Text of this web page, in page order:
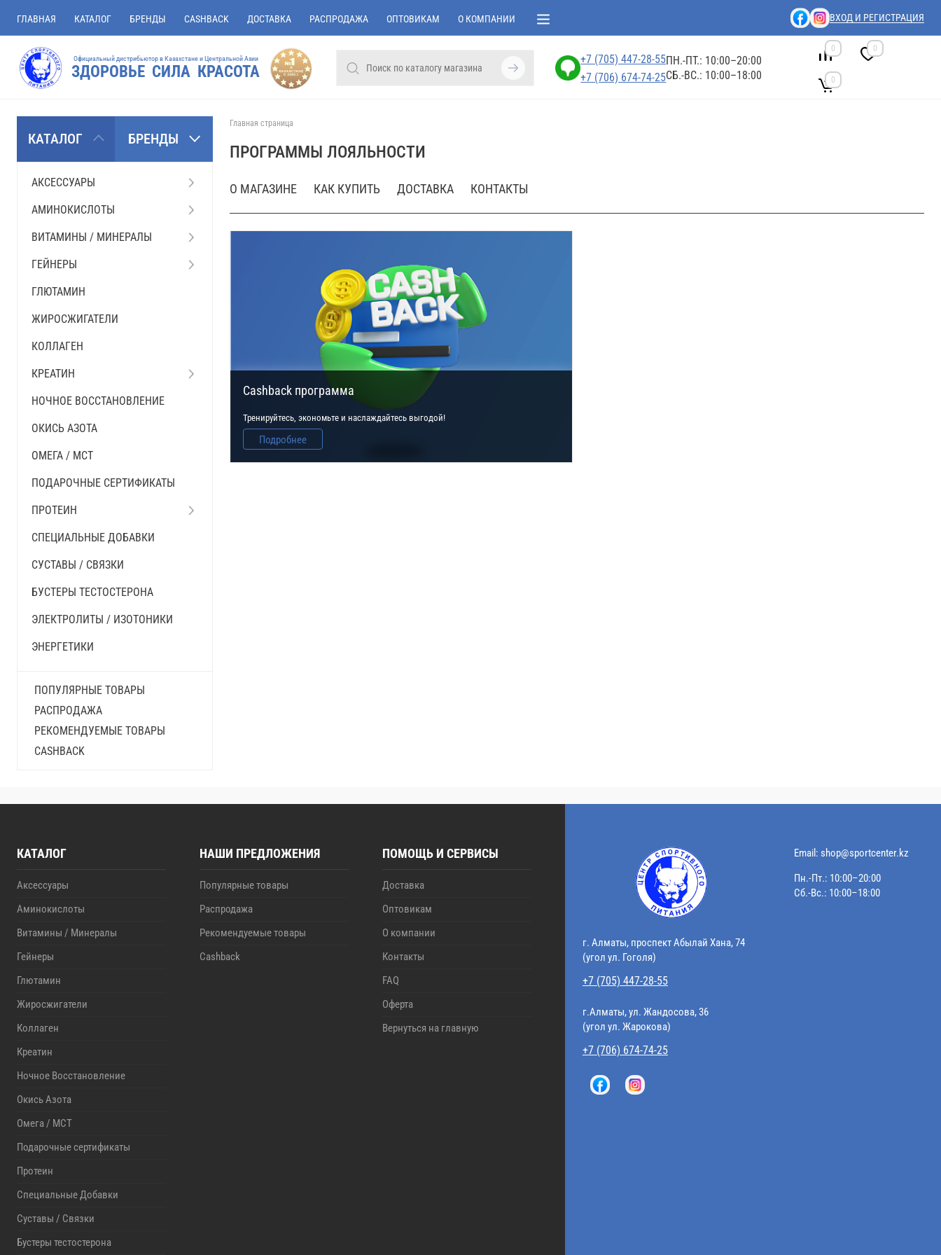
ГЛАВНАЯ КАТАЛОГ БРЕНДЫ CASHBACK ДОСТАВКА РАСПРОДАЖА ОПТОВИКАМ О КОМПАНИИ ВХОД И РЕГИСТРАЦИЯ
Официальный дистрибьютор в Казахстане и Центральной Азии
ЗДОРОВЬЕ СИЛА КРАСОТА
+7 (705) 447-28-55
+7 (706) 674-74-25
ПН.-ПТ.: 10:00–20:00
СБ.-ВС.: 10:00–18:00
0 0
0
КАТАЛОГ БРЕНДЫ
АКСЕССУАРЫ
АМИНОКИСЛОТЫ
ВИТАМИНЫ / МИНЕРАЛЫ
ГЕЙНЕРЫ
ГЛЮТАМИН
ЖИРОСЖИГАТЕЛИ
КОЛЛАГЕН
КРЕАТИН
НОЧНОЕ ВОССТАНОВЛЕНИЕ
ОКИСЬ АЗОТА
ОМЕГА / MCT
ПОДАРОЧНЫЕ СЕРТИФИКАТЫ
ПРОТЕИН
СПЕЦИАЛЬНЫЕ ДОБАВКИ
СУСТАВЫ / СВЯЗКИ
БУСТЕРЫ ТЕСТОСТЕРОНА
ЭЛЕКТРОЛИТЫ / ИЗОТОНИКИ
ЭНЕРГЕТИКИ
ПОПУЛЯРНЫЕ ТОВАРЫ
РАСПРОДАЖА
РЕКОМЕНДУЕМЫЕ ТОВАРЫ
CASHBACK
Главная страница
ПРОГРАММЫ ЛОЯЛЬНОСТИ
О МАГАЗИНЕ КАК КУПИТЬ ДОСТАВКА КОНТАКТЫ
Cashback программа
Тренируйтесь, экономьте и наслаждайтесь выгодой!
Подробнее
КАТАЛОГ
Аксессуары
Аминокислоты
Витамины / Минералы
Гейнеры
Глютамин
Жиросжигатели
Коллаген
Креатин
Ночное Восстановление
Окись Азота
Омега / MCT
Подарочные сертификаты
Протеин
Специальные Добавки
Суставы / Связки
Бустеры тестостерона
НАШИ ПРЕДЛОЖЕНИЯ
Популярные товары
Распродажа
Рекомендуемые товары
Cashback
ПОМОЩЬ И СЕРВИСЫ
Доставка
Оптовикам
О компании
Контакты
FAQ
Оферта
Вернуться на главную
г. Алматы, проспект Абылай Хана, 74
(угол ул. Гоголя)
+7 (705) 447-28-55
г.Алматы, ул. Жандосова, 36
(угол ул. Жарокова)
+7 (706) 674-74-25
Email: shop@sportcenter.kz
Пн.-Пт.: 10:00–20:00
Сб.-Вс.: 10:00–18:00